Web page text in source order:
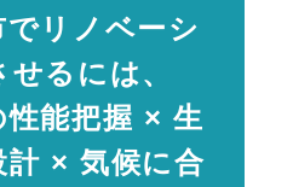
は何か
間取りの再設計
向上
化
事動線
リノベーシ
るには、
性能把握 × 生
計 × 気候に合